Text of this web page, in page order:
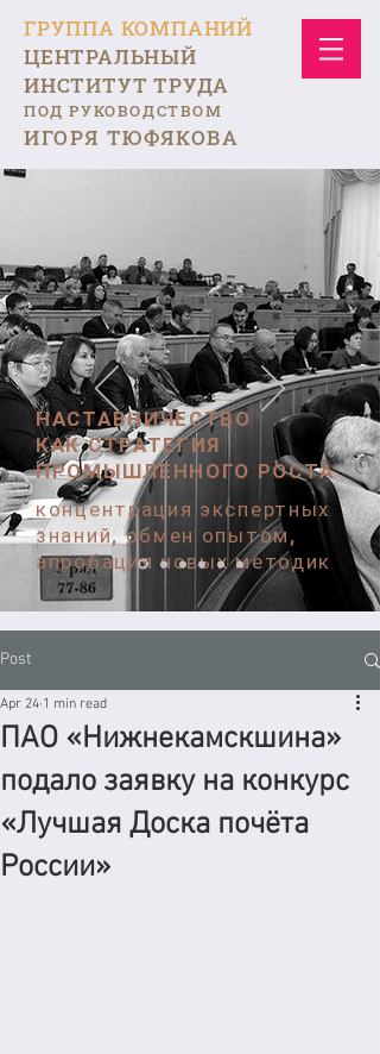
ГРУППА КОМПАНИЙ
ЦЕНТРАЛЬНЫЙ
ИНСТИТУТ ТРУДА
ПОД РУКОВОДСТВОМ
ИГОРЯ ТЮФЯКОВА
НАСТАВНИЧЕСТВО
КАК СТРАТЕГИЯ
ПРОМЫШЛЕННОГО РОСТА
концентрация экспертных
знаний, обмен опытом,
апробация новых методик
Post
ПАО «Нижнекамскшина»
подало заявку на конкурс
«Лучшая Доска почёта
России»
Apr 24 1 min read